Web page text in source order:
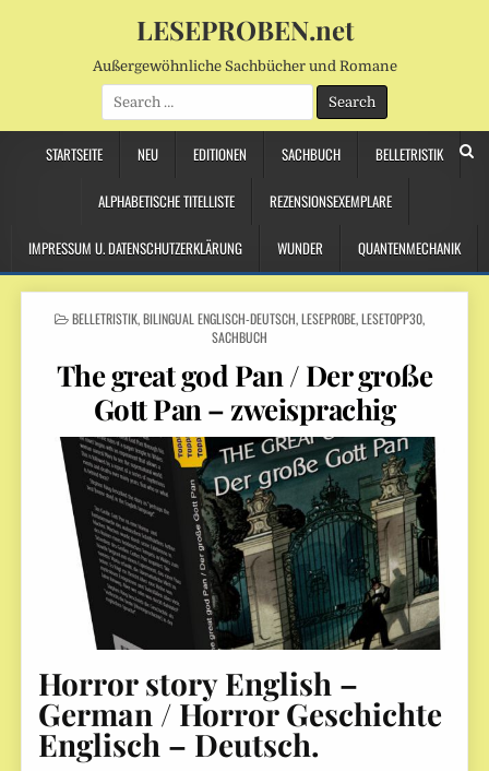
LESEPROBEN.net
Außergewöhnliche Sachbücher und Romane
Search
for:
STARTSEITE NEU EDITIONEN SACHBUCH BELLETRISTIK
ALPHABETISCHE TITELLISTE REZENSIONSEXEMPLARE
IMPRESSUM U. DATENSCHUTZERKLÄRUNG WUNDER QUANTENMECHANIK
POSTED
BELLETRISTIK,BILINGUAL ENGLISCH-DEUTSCH,LESEPROBE,LESETOPP30,
SACHBUCH
The great god Pan / Der große
Gott Pan – zweisprachig
Horror story English –
German / Horror Geschichte
Englisch – Deutsch.